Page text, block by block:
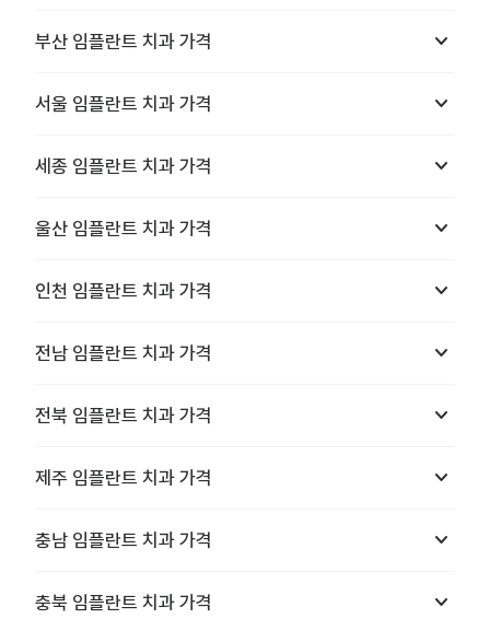
부산 임플란트 치과 가격 keyboard_arrow_down
서울 임플란트 치과 가격 keyboard_arrow_down
세종 임플란트 치과 가격 keyboard_arrow_down
울산 임플란트 치과 가격 keyboard_arrow_down
인천 임플란트 치과 가격 keyboard_arrow_down
전남 임플란트 치과 가격 keyboard_arrow_down
전북 임플란트 치과 가격 keyboard_arrow_down
제주 임플란트 치과 가격 keyboard_arrow_down
충남 임플란트 치과 가격 keyboard_arrow_down
충북 임플란트 치과 가격 keyboard_arrow_down